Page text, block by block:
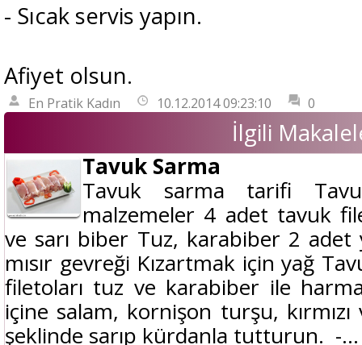
- Sıcak servis yapın.
Afiyet olsun.
En Pratik Kadın 10.12.2014 09:23:10 0
İlgili
Tavuk Sarma
Tavuk sarma tarifi
malzemeler 4 adet tavuk
ve sarı biber Tuz, karabiber 2 adet
mısır gevreği Kızartmak için yağ
filetoları tuz ve karabiber ile
içine salam, kornişon turşu,
şeklinde sarıp kürdanla tutturun. -...